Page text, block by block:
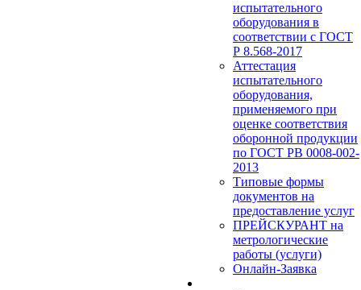
испытательного
оборудования в
соответствии с ГОСТ
Р 8.568-2017
Аттестация
испытательного
оборудования,
применяемого при
оценке соответствия
оборонной продукции
по ГОСТ РВ 0008-002-
2013
Типовые формы
документов на
предоставление услуг
ПРЕЙСКУРАНТ на
метрологические
работы (услуги)
Онлайн-Заявка